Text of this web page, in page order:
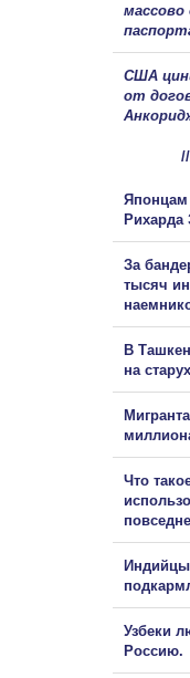
США
от
Японцам
Рихарда
За
тысяч
В
на
Что
Узбеки
Россию.